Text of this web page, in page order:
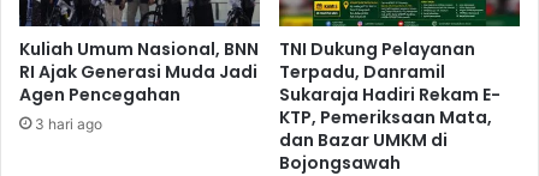
Kuliah Umum Nasional, BNN
RI Ajak Generasi Muda Jadi
Agen Pencegahan
3 hari ago
TNI Dukung Pelayanan
Terpadu, Danramil
Sukaraja Hadiri Rekam E-
KTP, Pemeriksaan Mata,
dan Bazar UMKM di
Bojongsawah